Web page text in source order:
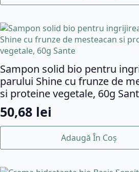
Sampon solid bio pentru
parului Shine cu frunze de
si proteine vegetale, 60g
50,68 lei
Adaugă În Coș